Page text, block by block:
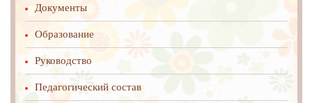
Документы
Образование
Руководство
Педагогический состав